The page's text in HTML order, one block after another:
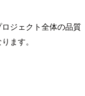
ジェクト全体の品質
ます。